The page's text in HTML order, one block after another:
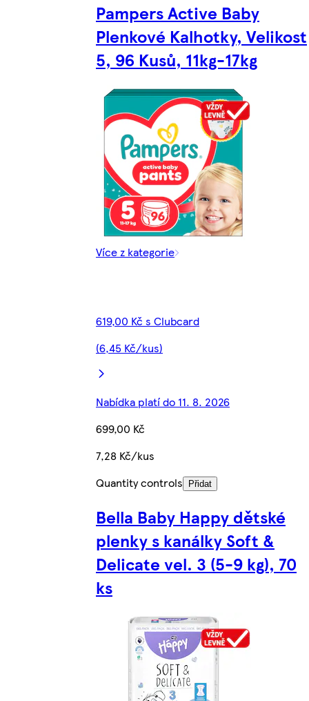
Pampers Active Baby
Plenkové Kalhotky, Velikost
5, 96 Kusů, 11kg-17kg
Více z kategorie
619,00 Kč s Clubcard
(6,45 Kč/kus)
Nabídka platí do 11. 8. 2026
699,00 Kč
7,28 Kč/kus
Quantity controls
Přidat
Bella Baby Happy dětské
plenky s kanálky Soft &
Delicate vel. 3 (5-9 kg), 70
ks